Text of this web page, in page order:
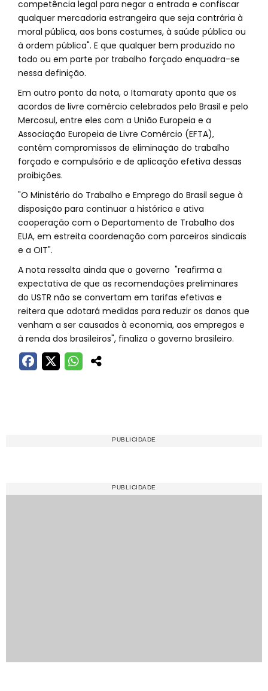
competência legal para negar a entrada e confiscar
qualquer mercadoria estrangeira que seja contrária à
moral pública, aos bons costumes, à saúde pública ou
à ordem pública". E que qualquer bem produzido no
todo ou em parte por trabalho forçado enquadra-se
nessa definição.
Em outro ponto da nota, o Itamaraty aponta que os
acordos de livre comércio celebrados pelo Brasil e pelo
Mercosul, entre eles com a União Europeia e a
Associação Europeia de Livre Comércio (EFTA),
contêm compromissos de eliminação do trabalho
forçado e compulsório e de aplicação efetiva dessas
proibições.
"O Ministério do Trabalho e Emprego do Brasil segue à
disposição para continuar a histórica e ativa
cooperação com o Departamento de Trabalho dos
EUA, em estreita coordenação com parceiros sindicais
e a OIT".
A nota ressalta ainda que o governo "reafirma a
expectativa de que as recomendações preliminares
do USTR não se convertam em tarifas efetivas e
reitera que adotará medidas para reduzir os danos que
venham a ser causados à economia, aos empregos e
à renda dos brasileiros", finaliza o governo brasileiro.